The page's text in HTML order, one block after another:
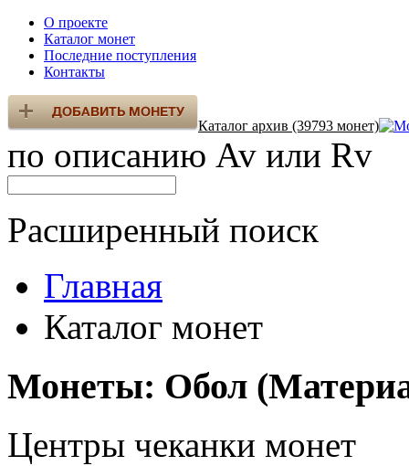
О проекте
Каталог монет
Последние поступления
Контакты
Каталог архив (39793 монет)
по описанию Av или Rv
Расширенный поиск
Главная
Каталог монет
Монеты: Обол
Центры чеканки монет